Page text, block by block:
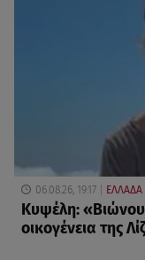
06.08.26, 19:17 ΕΛΛΑΔΑ
Κυψέλη:
οικογένεια της